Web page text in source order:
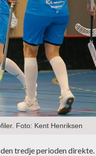
Foto: Kent Henriksen
tredje perioden direkte.